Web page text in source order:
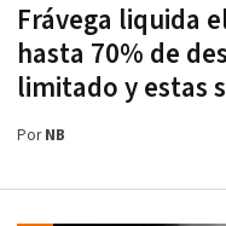
Frávega liquida
hasta 70% de
limitado y estas
PorNB